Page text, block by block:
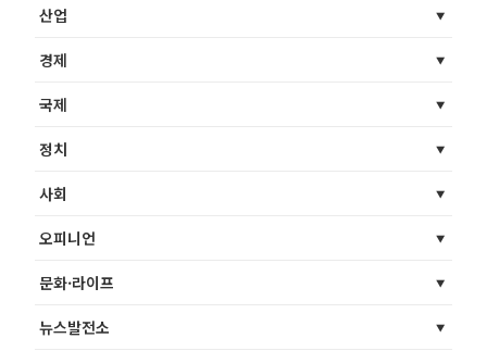
산업
경제
국제
정치
사회
오피니언
문화·라이프
뉴스발전소